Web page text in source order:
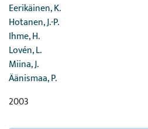
Eerikäinen, K.
Hotanen, J.-P.
Ihme, H.
Lovén, L.
Miina, J.
Äänismaa, P.
2003